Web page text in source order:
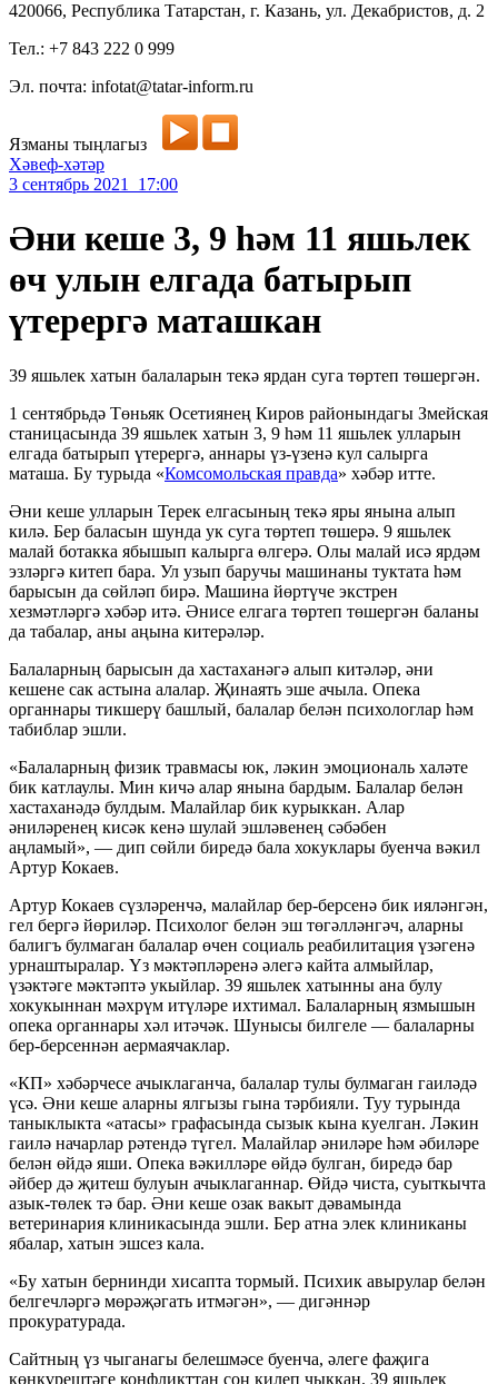
420066, Республика Татарстан, г. Казань, ул. Декабристов, д. 2
Тел.: +7 843 222 0 999
Эл. почта: infotat@tatar-inform.ru
Язманы тыңлагыз
Хәвеф-хәтәр
3 сентябрь 2021 17:00
Әни кеше 3, 9 һәм 11 яшьлек
өч улын елгада батырып
үтерергә маташкан
39 яшьлек хатын балаларын текә ярдан суга төртеп төшергән.
1 сентябрьдә Төньяк Осетиянең Киров районындагы Змейская
станицасында 39 яшьлек хатын 3, 9 һәм 11 яшьлек улларын
елгада батырып үтерергә, аннары үз-үзенә кул салырга
маташа. Бу турыда «Комсомольская правда» хәбәр итте.
Әни кеше улларын Терек елгасының текә яры янына алып
килә. Бер баласын шунда ук суга төртеп төшерә. 9 яшьлек
малай ботакка ябышып калырга өлгерә. Олы малай исә ярдәм
эзләргә китеп бара. Ул узып баручы машинаны туктата һәм
барысын да сөйләп бирә. Машина йөртүче экстрен
хезмәтләргә хәбәр итә. Әнисе елгага төртеп төшергән баланы
да табалар, аны аңына китерәләр.
Балаларның барысын да хастаханәгә алып китәләр, әни
кешене сак астына алалар. Җинаять эше ачыла. Опека
органнары тикшерү башлый, балалар белән психологлар һәм
табиблар эшли.
«Балаларның физик травмасы юк, ләкин эмоциональ халәте
бик катлаулы. Мин кичә алар янына бардым. Балалар белән
хастаханәдә булдым. Малайлар бик курыккан. Алар
әниләренең кисәк кенә шулай эшләвенең сәбәбен
аңламый», — дип сөйли биредә бала хокуклары буенча вәкил
Артур Кокаев.
Артур Кокаев сүзләренчә, малайлар бер-берсенә бик ияләнгән,
гел бергә йөриләр. Психолог белән эш төгәлләнгәч, аларны
балигъ булмаган балалар өчен социаль реабилитация үзәгенә
урнаштыралар. Үз мәктәпләренә әлегә кайта алмыйлар,
үзәктәге мәктәптә укыйлар. 39 яшьлек хатынны ана булу
хокукыннан мәхрүм итүләре ихтимал. Балаларның язмышын
опека органнары хәл итәчәк. Шунысы билгеле — балаларны
бер-берсеннән аермаячаклар.
«КП» хәбәрчесе ачыклаганча, балалар тулы булмаган гаиләдә
үсә. Әни кеше аларны ялгызы гына тәрбияли. Туу турында
таныклыкта «атасы» графасында сызык кына куелган. Ләкин
гаилә начарлар рәтендә түгел. Малайлар әниләре һәм әбиләре
белән өйдә яши. Опека вәкилләре өйдә булган, биредә бар
әйбер дә җитеш булуын ачыклаганнар. Өйдә чиста, суыткычта
азык-төлек тә бар. Әни кеше озак вакыт дәвамында
ветеринария клиникасында эшли. Бер атна элек клиниканы
ябалар, хатын эшсез кала.
«Бу хатын бернинди хисапта тормый. Психик авырулар белән
белгечләргә мөрәҗәгать итмәгән», — дигәннәр
прокуратурада.
Сайтның үз чыганагы белешмәсе буенча, әлеге фаҗига
көнкүрештәге конфликттан соң килеп чыккан. 39 яшьлек